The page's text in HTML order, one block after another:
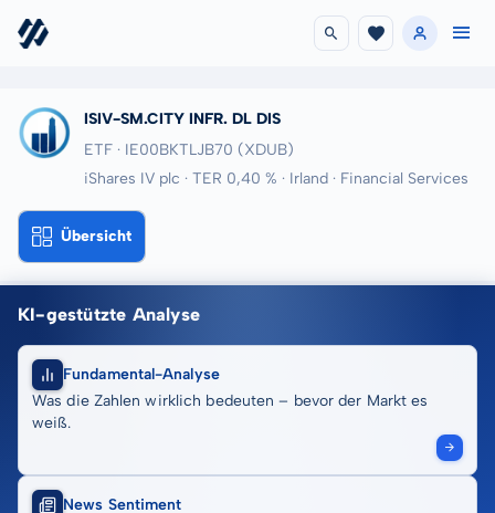
ISIV-SM.CITY INFR. DL DIS
ETF · IE00BKTLJB70 (XDUB)
iShares IV plc · TER 0,40 % · Irland · Financial Services
Übersicht
KI-gestützte Analyse
Fundamental-Analyse
Was die Zahlen wirklich bedeuten – bevor der Markt es
weiß.
News Sentiment